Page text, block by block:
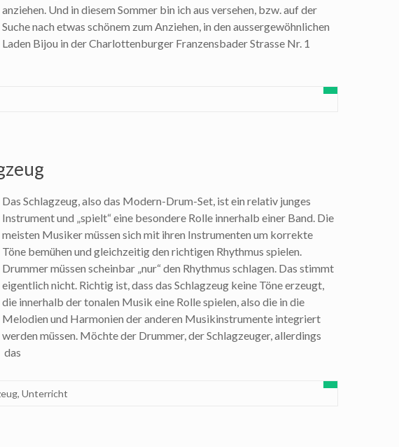
anziehen. Und in diesem Sommer bin ich aus versehen, bzw. auf der
Suche nach etwas schönem zum Anziehen, in den aussergewöhnlichen
Laden Bijou in der Charlottenburger Franzensbader Strasse Nr. 1
Das Schlagzeug, also das Modern-Drum-Set, ist ein relativ junges
Instrument und „spielt“ eine besondere Rolle innerhalb einer Band. Die
meisten Musiker müssen sich mit ihren Instrumenten um korrekte
Töne bemühen und gleichzeitig den richtigen Rhythmus spielen.
Drummer müssen scheinbar „nur“ den Rhythmus schlagen. Das stimmt
eigentlich nicht. Richtig ist, dass das Schlagzeug keine Töne erzeugt,
die innerhalb der tonalen Musik eine Rolle spielen, also die in die
Melodien und Harmonien der anderen Musikinstrumente integriert
werden müssen. Möchte der Drummer, der Schlagzeuger, allerdings
das
, Unterricht